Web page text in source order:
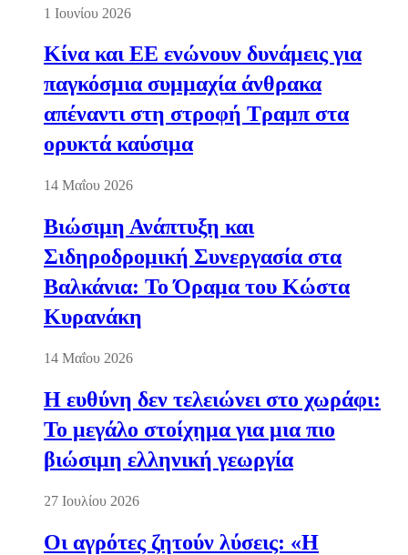
1 Ιουνίου 2026
Κίνα και ΕΕ ενώνουν δυνάμεις για
παγκόσμια συμμαχία άνθρακα
απέναντι στη στροφή Τραμπ στα
ορυκτά καύσιμα
14 Μαΐου 2026
Βιώσιμη Ανάπτυξη και
Σιδηροδρομική Συνεργασία στα
Βαλκάνια: Το Όραμα του Κώστα
Κυρανάκη
14 Μαΐου 2026
Η ευθύνη δεν τελειώνει στο χωράφι:
Το μεγάλο στοίχημα για μια πιο
βιώσιμη ελληνική γεωργία
27 Ιουλίου 2026
Οι αγρότες ζητούν λύσεις: «Η